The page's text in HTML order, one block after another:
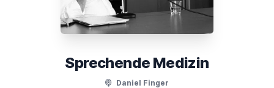
Sprechende Medizin
Daniel Finger